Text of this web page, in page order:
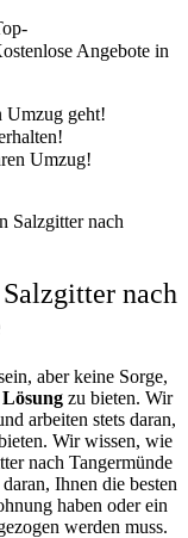
Angebote in
Umzug geht!
Umzug!
Salzgitter nach
nach
aber keine Sorge,
Lösung zu bieten. Wir
arbeiten stets daran,
Wir wissen, wie
nach Tangermünde
Ihnen die besten
haben oder ein
werden muss.